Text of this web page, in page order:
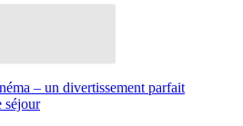
– un divertissement parfait
séjour